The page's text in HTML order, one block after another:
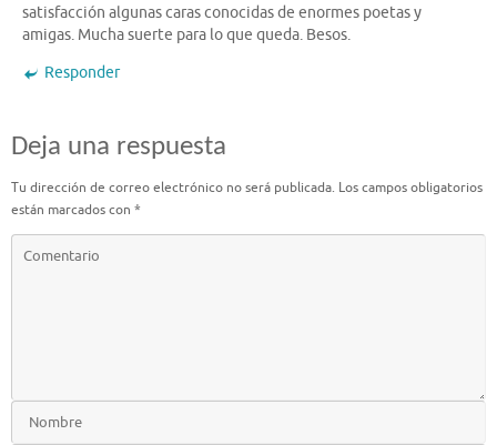
satisfacción algunas caras conocidas de enormes poetas y
amigas. Mucha suerte para lo que queda. Besos.
Responder
Deja una respuesta
Tu dirección de correo electrónico no será publicada. Los campos obligatorios
están marcados con *